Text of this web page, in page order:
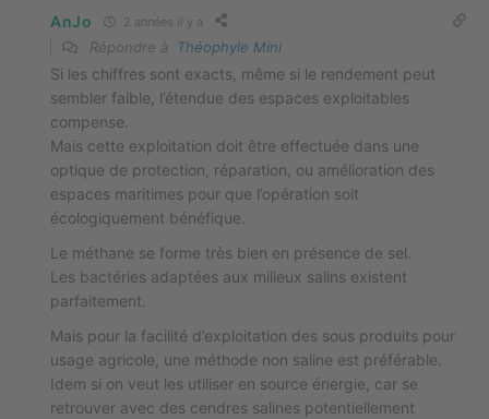
AnJo 2 années il y a
Répondre à Théophyle Mini
Si les chiffres sont exacts, même si le rendement peut
sembler faible, l’étendue des espaces exploitables
compense.
Mais cette exploitation doit être effectuée dans une
optique de protection, réparation, ou amélioration des
espaces maritimes pour que l’opération soit
écologiquement bénéfique.
Le méthane se forme très bien en présence de sel.
Les bactéries adaptées aux milieux salins existent
parfaitement.
Mais pour la facilité d’exploitation des sous produits pour
usage agricole, une méthode non saline est préférable.
Idem si on veut les utiliser en source énergie, car se
retrouver avec des cendres salines potentiellement